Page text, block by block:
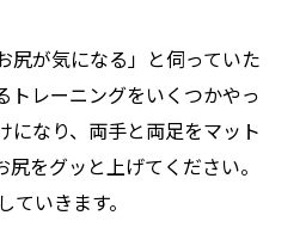
尻が気になる」と伺っていた
トレーニングをいくつかやっ
になり、両手と両足をマット
をグッと上げてください。
いきます。